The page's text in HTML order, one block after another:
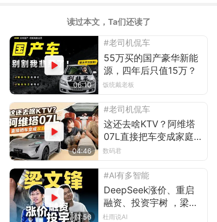
读过本文，Ta们还读了
06:10
#老司机侃车
55万买的国产豪华新能
源，四年后只值15万？
饭统戴老板
04:46
#老司机侃车
这还去啥KTV？阿维塔
07L直接把车变成家庭演
唱会
数码君
11:56
#AI有多智能
DeepSeek涨价、重启
融资、投资宇树 ，梁文
锋在布什么局？
杜雨说AI